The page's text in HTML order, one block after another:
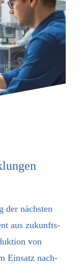
der nächsten
aus zukunfts­
von
Einsatz nach­